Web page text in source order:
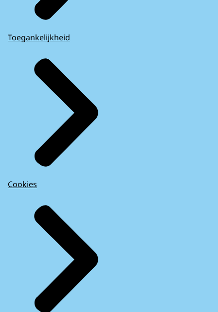
Toegankelijkheid
Cookies